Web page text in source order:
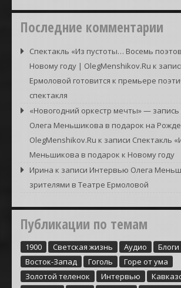
Последние комментарии
Спектакль «Из пустоты… Восемь
Новому году | OlegMenshikov.Ru к
Ермоловой готовится к премьере
спектакля
«Новогодний оркестр мечты» — запись
Олега Меньшикова в подарок на
OlegMenshikov.Ru к записи Спектакль
Меньшикова в подарок к Новому году
Ирина к записи Интервью Олега
зрителями в Театре Ермоловой
Публикации по темам
1900 Cветская жизнь Аудио Блоги
Восток-Запад
Гоголь
Горе от ума
Золотой теленок
Интервью